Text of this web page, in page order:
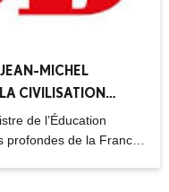
MICHEL
CIVILISATION
de l’Éducation
profondes de la France.